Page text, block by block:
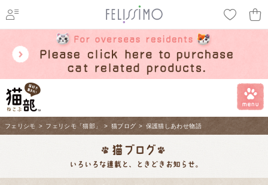
フェリシモ > フェリシモ「猫部」 > 猫ブログ > 保護猫しあわせ物語